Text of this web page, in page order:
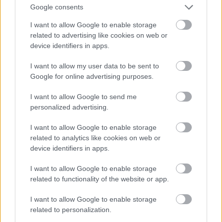
Google consents
I want to allow Google to enable storage
related to advertising like cookies on web or
device identifiers in apps.
I want to allow my user data to be sent to
Google for online advertising purposes.
I want to allow Google to send me
personalized advertising.
I want to allow Google to enable storage
related to analytics like cookies on web or
device identifiers in apps.
I want to allow Google to enable storage
related to functionality of the website or app.
I want to allow Google to enable storage
related to personalization.
AldoWinnfield
9 éve
Egy magányos ember találkozik egy lánnyal, akivel
egymásba szeretnek, s bár kapcsolatuk egy
események ismét egymás mellé sodorják őket. Ez
nagyon(!) leegyszerűsítve a történet. Szerintem
kapcsolat adja a film esszenciáját, azaz az ő
románcuk. Ez egy romantikus történet.
Erre rakodik rá a sci-fi vonal, hogy ők egy űrhajón
vannak, amit még 90 évig nem tudnak elhagyni, be
vannak zárva oda. És szerintem az űrhajóval, illetve a
tudományos vonallal sokat nem foglalkoznak. Nem
ezen van a hangsúly, szerintem inkább az egyénen, a
két főszereplőn.